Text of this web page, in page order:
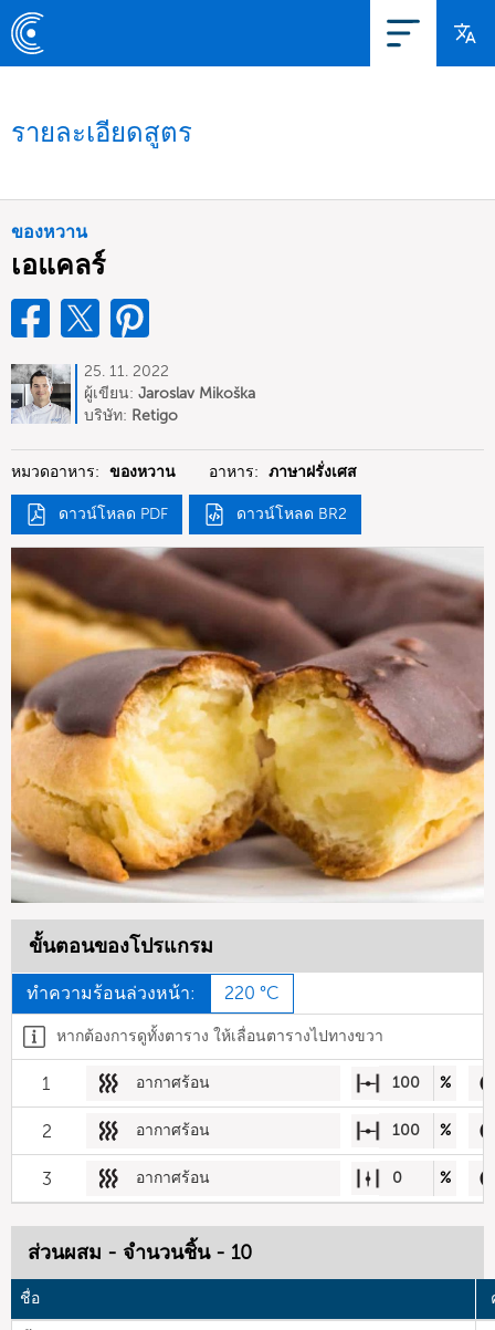
รายละเอียดสูตร
ของหวาน
เอแคลร์
25. 11. 2022
ผู้เขียน: Jaroslav Mikoška
บริษัท: Retigo
หมวดอาหาร: ของหวาน อาหาร: ภาษาฝรั่งเศส
ดาวน์โหลด PDF ดาวน์โหลด BR2
ขั้นตอนของโปรแกรม
ทำความร้อนล่วงหน้า: 220 °C
หากต้องการดูทั้งตาราง ให้เลื่อนตารางไปทางขวา
1 อากาศร้อน 100 %
2 อากาศร้อน 100 %
3 อากาศร้อน 0 %
ส่วนผสม - จำนวนชิ้น - 10
ชื่อ